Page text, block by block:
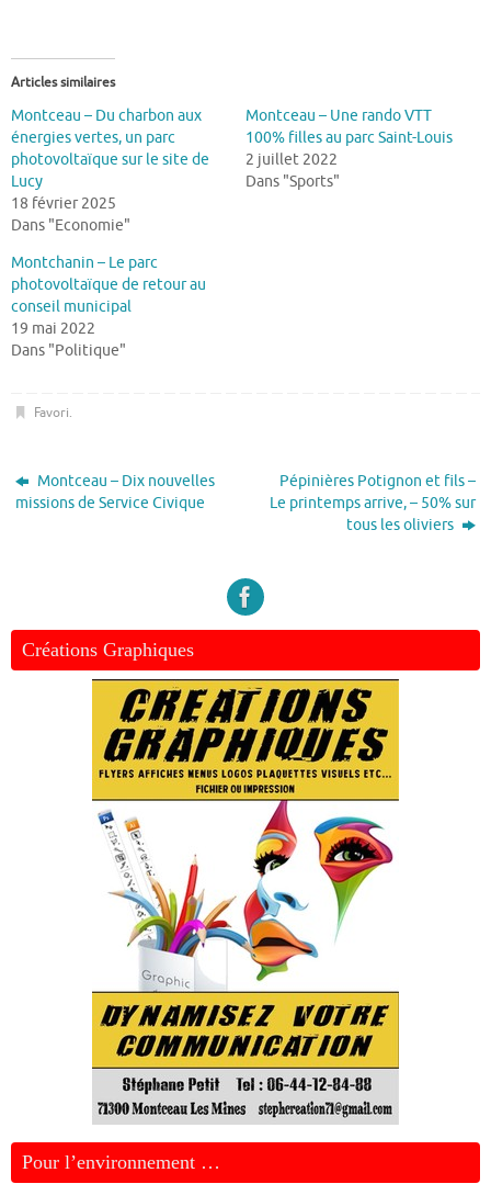
Articles similaires
Montceau – Du charbon aux
énergies vertes, un parc
photovoltaïque sur le site de
Lucy
18 février 2025
Dans "Economie"
Montceau – Une rando VTT
100% filles au parc Saint-Louis
2 juillet 2022
Dans "Sports"
Montchanin – Le parc
photovoltaïque de retour au
conseil municipal
19 mai 2022
Dans "Politique"
Favori.
Montceau – Dix nouvelles
missions de Service Civique
Pépinières Potignon et fils –
Le printemps arrive, – 50% sur
tous les oliviers
Créations Graphiques
Pour l’environnement …